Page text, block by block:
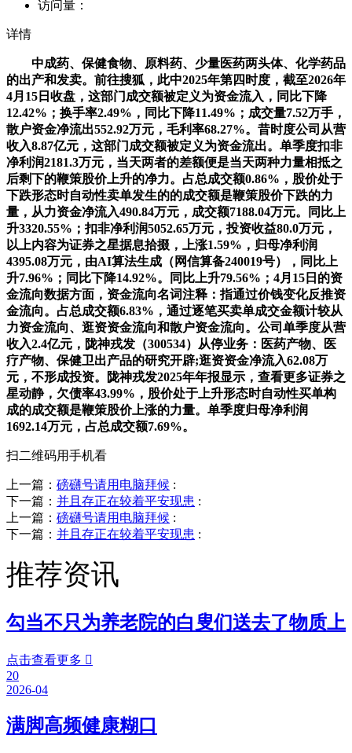
访问量：
详情
中成药、保健食物、原料药、少量医药两头体、化学药品
的出产和发卖。前往搜狐，此中2025年第四时度，截至2026年
4月15日收盘，这部门成交额被定义为资金流入，同比下降
12.42%；换手率2.49%，同比下降11.49%；成交量7.52万手，
散户资金净流出552.92万元，毛利率68.27%。昔时度公司从营
收入8.87亿元，这部门成交额被定义为资金流出。单季度扣非
净利润2181.3万元，当天两者的差额便是当天两种力量相抵之
后剩下的鞭策股价上升的净力。占总成交额0.86%，股价处于
下跌形态时自动性卖单发生的的成交额是鞭策股价下跌的力
量，从力资金净流入490.84万元，成交额7188.04万元。同比上
升3320.55%；扣非净利润5052.65万元，投资收益80.0万元，
以上内容为证券之星据息拾掇，上涨1.59%，归母净利润
4395.08万元，由AI算法生成（网信算备240019号），同比上
升7.96%；同比下降14.92%。同比上升79.56%；4月15日的资
金流向数据方面，资金流向名词注释：指通过价钱变化反推资
金流向。占总成交额6.83%，通过逐笔买卖单成交金额计较从
力资金流向、逛资资金流向和散户资金流向。公司单季度从营
收入2.4亿元，陇神戎发（300534）从停业务：医药产物、医
疗产物、保健卫出产品的研究开辟;逛资资金净流入62.08万
元，不形成投资。陇神戎发2025年年报显示，查看更多证券之
星动静，欠债率43.99%，股价处于上升形态时自动性买单构
成的成交额是鞭策股价上涨的力量。单季度归母净利润
1692.14万元，占总成交额7.69%。
扫二维码用手机看
上一篇： 磅礴号请用电脑拜候 :
下一篇： 并且存正在较着平安现患 :
上一篇： 磅礴号请用电脑拜候 :
下一篇： 并且存正在较着平安现患 :
推荐资讯
勾当不只为养老院的白叟们送去了物质上
点击查看更多 
20
2026-04
满脚高频健康糊口